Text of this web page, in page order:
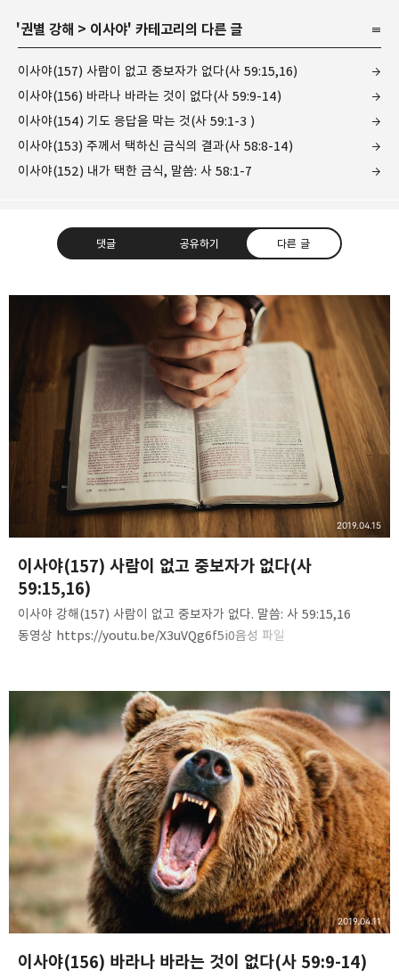
'권별 강해 > 이사야' 카테고리의 다른 글
이사야(157) 사람이 없고 중보자가 없다(사 59:15,16)
이사야(156) 바라나 바라는 것이 없다(사 59:9-14)
이사야(154) 기도 응답을 막는 것(사 59:1-3 )
이사야(153) 주께서 택하신 금식의 결과(사 58:8-14)
이사야(152) 내가 택한 금식, 말씀: 사 58:1-7
댓글 공유하기 다른 글
❏말씀침례교회 ❏AV1611.net ❏Peter
Yoon
Graceful, Wonderful, Powerful, Inspirational
preaching!!
구독하기
구독하기 카카오톡 트위터
카카오스토리 밴드 네이버 블로그
이사야(157) 사람이 없고 중보자가 없다(사
59:15,16)
2019.04.15
이사야 강해(157) 사람이 없고 중보자가 없다. 말씀: 사 59:15,16
동영상 https://youtu.be/X3uVQg6f5i0음성 파일
없다, 중보자가 없다는 의미를 10가지 정도 듣고 정리할 것 내용을
정리할 때 아래 글을 참고하시오. ❶ 사람이 없다는 것은 죄를 짓지
않는 의인은 땅 위에 하나도 없다는 말입니다. 전도서 7:20절, “선을
행하고 죄를 짓지 않는 의인은 땅 위에 하나도 없느니라.”(전7:20).
하나님은 처음에 자신의 형상대로, 자신의 모양대로 사람을 곧바르게
지으셨습니다. “보라, 내가 발견…
이사야(156) 바라나 바라는 것이 없다(사 59:9-14)
2019.04.11